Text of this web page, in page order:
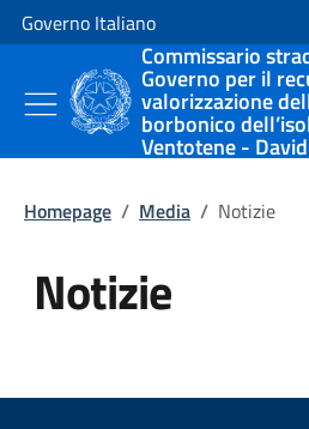
Vai al contenuto
Vai alla navigazione del sito
Governo Italiano
Commissario
Governo per il
valorizzazione
borbonico
Ventotene -
Homepage / Media / Notizie
Notizie
Tutti i contenuti